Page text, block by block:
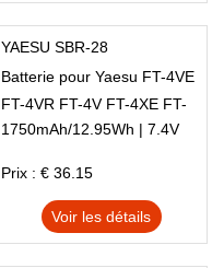
YAESU SBR-28
Batterie pour Yaesu FT-4VE
FT-4VR FT-4V FT-4XE FT-
4XR Radio(2PCS)
1750mAh/12.95Wh | 7.4V
Prix : € 36.15
Voir les détails